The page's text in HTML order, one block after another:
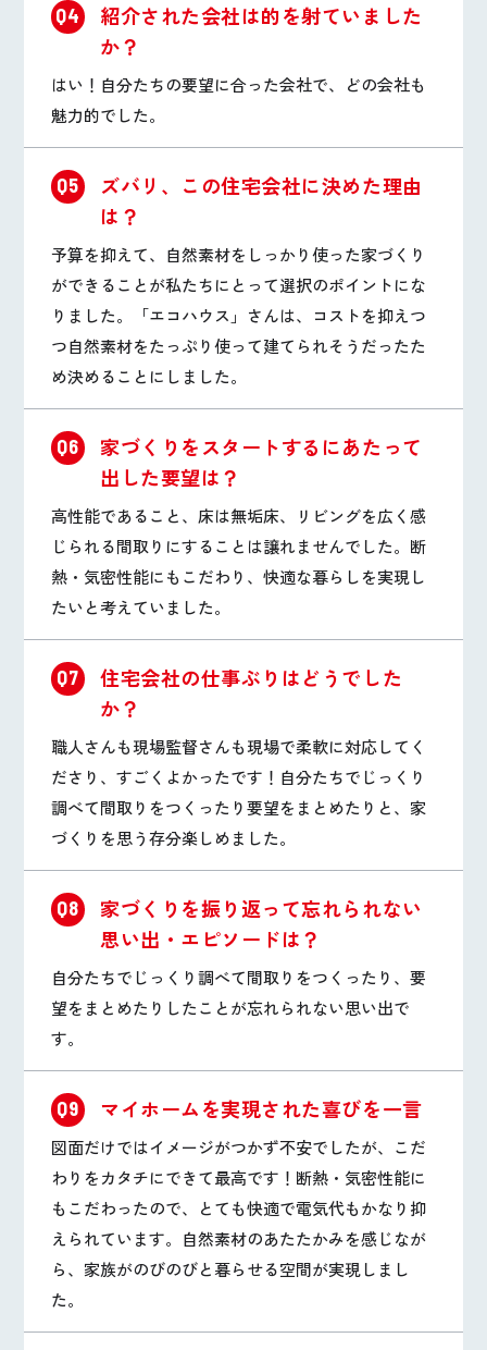
Q4
紹介された会社は的を射ていました
か？
はい！自分たちの要望に合った会社で、どの会社も
魅力的でした。
Q5
ズバリ、この住宅会社に決めた理由
は？
予算を抑えて、自然素材をしっかり使った家づくり
ができることが私たちにとって選択のポイントにな
りました。「エコハウス」さんは、コストを抑えつ
つ自然素材をたっぷり使って建てられそうだったた
め決めることにしました。
Q6
家づくりをスタートするにあたって
出した要望は？
高性能であること、床は無垢床、リビングを広く感
じられる間取りにすることは譲れませんでした。断
熱・気密性能にもこだわり、快適な暮らしを実現し
たいと考えていました。
Q7
住宅会社の仕事ぶりはどうでした
か？
職人さんも現場監督さんも現場で柔軟に対応してく
ださり、すごくよかったです！自分たちでじっくり
調べて間取りをつくったり要望をまとめたりと、家
づくりを思う存分楽しめました。
Q8
家づくりを振り返って忘れられない
思い出・エピソードは？
自分たちでじっくり調べて間取りをつくったり、要
望をまとめたりしたことが忘れられない思い出で
す。
Q9 マイホームを実現された喜びを一言
図面だけではイメージがつかず不安でしたが、こだ
わりをカタチにできて最高です！断熱・気密性能に
もこだわったので、とても快適で電気代もかなり抑
えられています。自然素材のあたたかみを感じなが
ら、家族がのびのびと暮らせる空間が実現しまし
た。